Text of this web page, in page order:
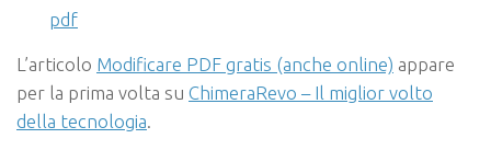
pdf
L’articolo Modificare PDF gratis (anche online) appare
per la prima volta su ChimeraRevo – Il miglior volto
della tecnologia